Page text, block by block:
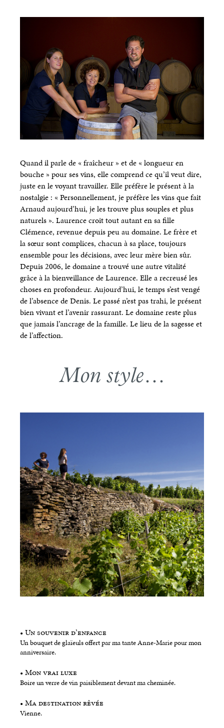
Quand il parle de « fraîcheur » et de « longueur en
bouche » pour ses vins, elle comprend ce qu’il veut dire,
juste en le voyant travailler. Elle préfère le présent à la
nostalgie : « Personnellement, je préfère les vins que fait
Arnaud aujourd’hui, je les trouve plus souples et plus
naturels ». Laurence croit tout autant en sa fille
Clémence, revenue depuis peu au domaine. Le frère et
la sœur sont complices, chacun à sa place, toujours
ensemble pour les décisions, avec leur mère bien sûr.
Depuis 2006, le domaine a trouvé une autre vitalité
grâce à la bienveillance de Laurence. Elle a recreusé les
choses en profondeur. Aujourd’hui, le temps s’est vengé
de l’absence de Denis. Le passé n’est pas trahi, le présent
bien vivant et l’avenir rassurant. Le domaine reste plus
que jamais l’ancrage de la famille. Le lieu de la sagesse et
de l’affection.
Mon style…
• Un souvenir d’enfance
Un bouquet de glaïeuls offert par ma tante Anne-Marie pour mon
anniversaire.
• Mon vrai luxe
Boire un verre de vin paisiblement devant ma cheminée.
• Ma destination rêvée
Vienne.